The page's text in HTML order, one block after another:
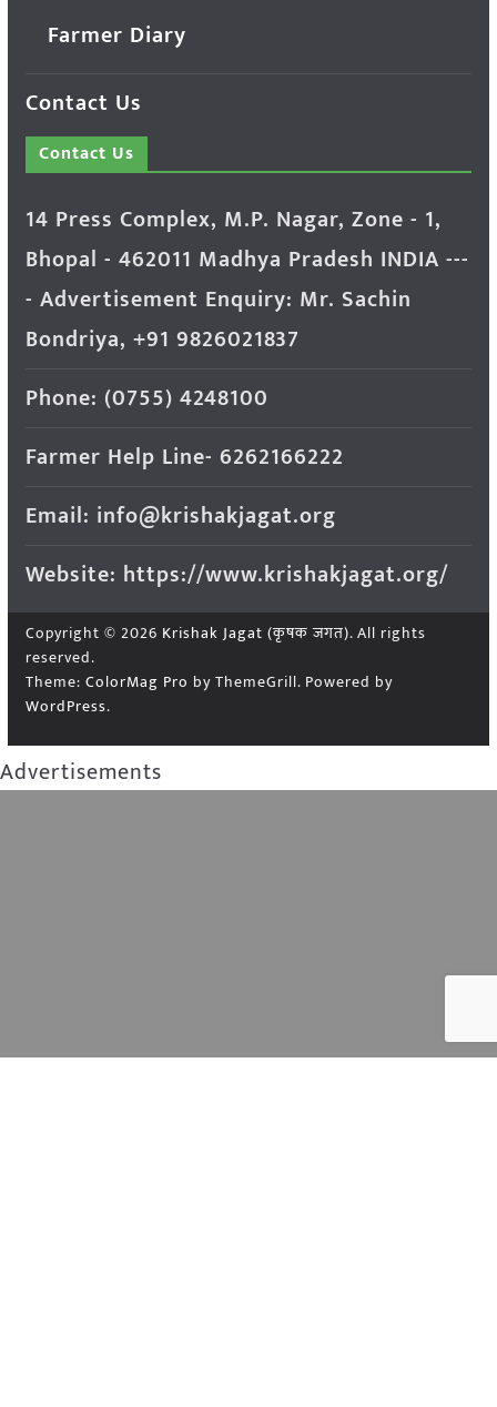
Farmer Diary
Contact Us
Contact Us
14 Press Complex, M.P. Nagar, Zone - 1,
Bhopal - 462011 Madhya Pradesh INDIA ---
- Advertisement Enquiry: Mr. Sachin
Bondriya, +91 9826021837
Phone: (0755) 4248100
Farmer Help Line- 6262166222
Email: info@krishakjagat.org
Website: https://www.krishakjagat.org/
Copyright © 2026 Krishak Jagat (कृषक जगत). All rights
reserved.
Theme: ColorMag Pro by ThemeGrill. Powered by
WordPress.
Advertisements